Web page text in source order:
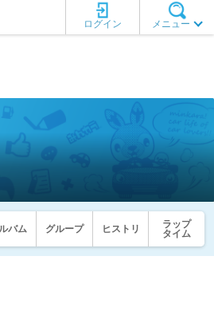
メニュー
ログイン
バム グループ ヒストリ
ラップ
タイム